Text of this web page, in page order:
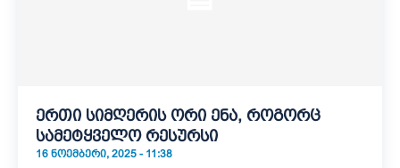
ერთი სიმღერის ორი ენა, როგორც
სამეტყველო რესურსი
16 ᲜᲝᲔᲛᲑᲔᲠᲘ, 2025 - 11:38